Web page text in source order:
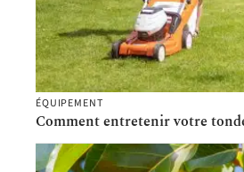
ÉQUIPEMENT
Comment entretenir votre